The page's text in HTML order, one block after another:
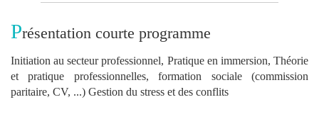
Présentation courte programme
Initiation au secteur professionnel, Pratique en immersion, Théorie
et pratique professionnelles, formation sociale (commission
paritaire, CV, ...) Gestion du stress et des conflits